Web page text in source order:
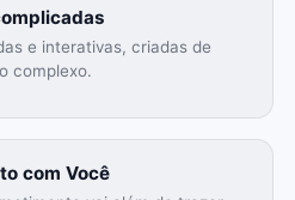
e interativas, criadas de
complexo.
com Você